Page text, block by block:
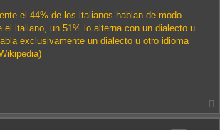
el 44% de los italianos hablan de modo
el italiano, un 51% lo alterna con un dialecto u
exclusivamente un dialecto u otro idioma
r